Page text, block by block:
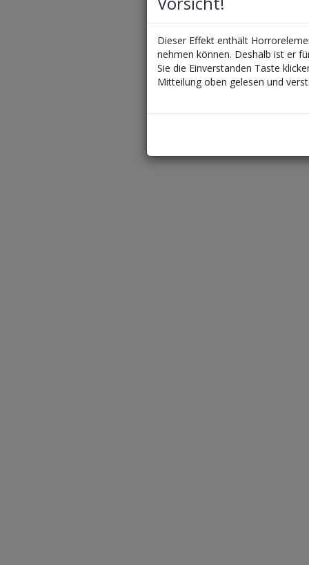
Dieser Effekt enthält
nehmen können. Deshalb ist er
Sie die Einverstanden Taste
Mitteilung oben gelesen und